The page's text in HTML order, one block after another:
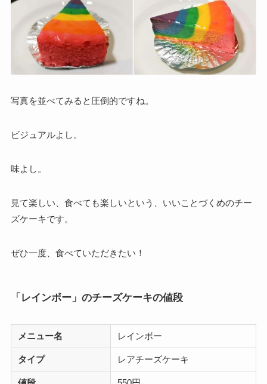
写真を並べてみると圧倒的ですね。
ビジュアルよし。
味よし。
見て楽しい、食べても楽しいという、いいことづくめのチー
ズケーキです。
ぜひ一度、食べていただきたい！
「レインボー」のチーズケーキの値段
メニュー名 レインボー
タイプ レアチーズケーキ